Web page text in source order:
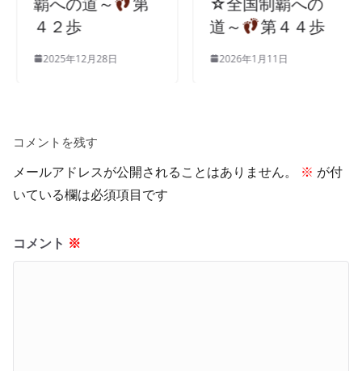
４２歩
2025年12月28日
道～
第４４歩
2026年1月11日
コメントを残す
メールアドレスが公開されることはありません。 ※ が付
いている欄は必須項目です
コメント ※